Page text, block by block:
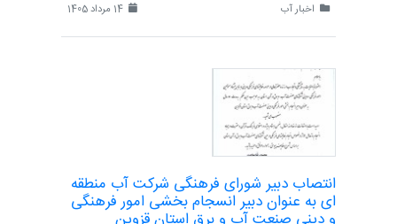
اخبار آب
انتصاب دبیر شورای فرهنگی شرکت آب منطقه
ای به عنوان دبیر انسجام بخشی امور فرهنگی